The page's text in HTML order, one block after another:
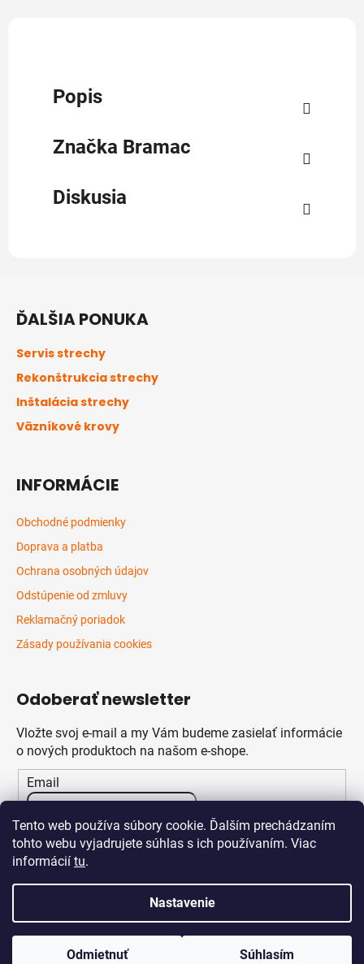
Tento web používa súbory cookie. Ďalším prechádzaním
tohto webu vyjadrujete súhlas s ich používaním. Viac
informácií tu.
Nastavenie
Odmietnuť Súhlasím
Popis
Značka Bramac
Diskusia
ĎALŠIA PONUKA
Servis strechy
Rekonštrukcia strechy
Inštalácia strechy
Väzníkové krovy
INFORMÁCIE
Obchodné podmienky
Doprava a platba
Ochrana osobných údajov
Odstúpenie od zmluvy
Reklamačný poriadok
Zásady používania cookies
Odoberať newsletter
Vložte svoj e-mail a my Vám budeme zasielať informácie
o nových produktoch na našom e-shope.
Email
Vložením e-mailu súhlasíte spodmienkami ochrany
osobných údajov
PRIHLÁSIŤ SA